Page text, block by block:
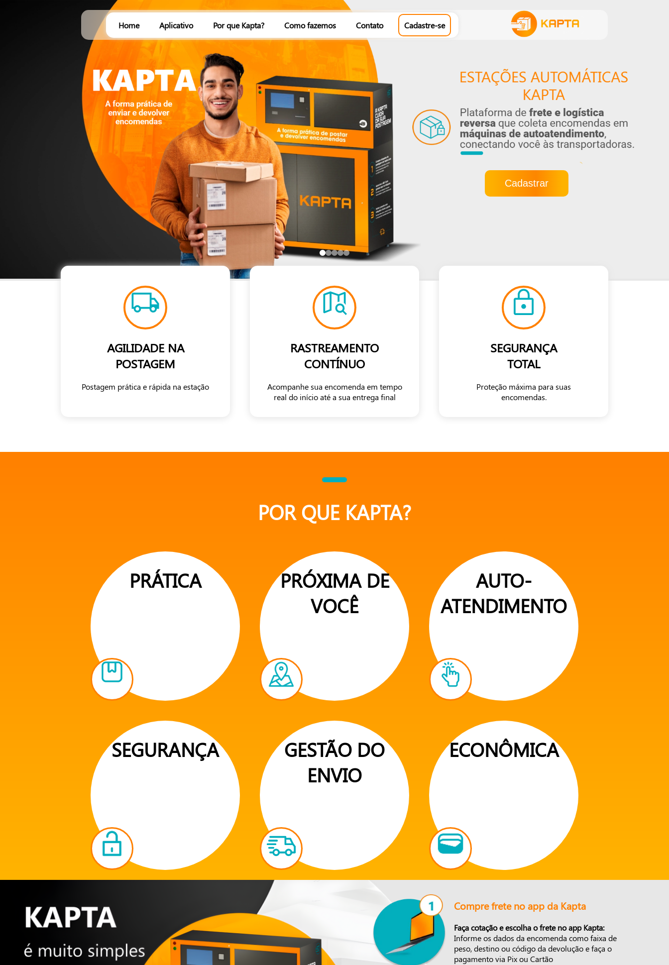
Home Aplicativo Por que Kapta? Como fazemos Contato Cadastre-se
Cadastrar
AGILIDADE NA
POSTAGEM
Postagem prática e rápida na estação
RASTREAMENTO
CONTÍNUO
Acompanhe sua encomenda em tempo
real do início até a sua entrega final
SEGURANÇA
TOTAL
Proteção máxima para suas
encomendas.
POR QUE KAPTA?
PRÁTICA
PRÓXIMA DE
VOCÊ
AUTO-
ATENDIMENTO
SEGURANÇA
GESTÃO DO
ENVIO
ECONÔMICA
Compre frete no app da Kapta
Faça cotação e escolha o frete no app Kapta:
Informe os dados da encomenda como faixa de
peso, destino ou código da devolução e faça o
pagamento via Pix ou Cartão